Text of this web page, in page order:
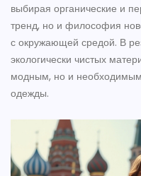
выбирая органические и
тренд, но и философия
с окружающей средой. В
экологически чистых
модным, но и
одежды.